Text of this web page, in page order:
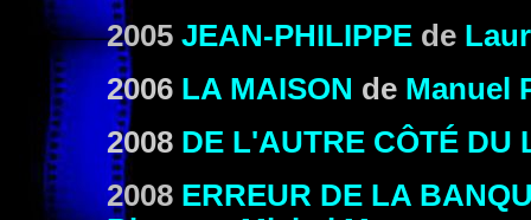
2005 JEAN-PHILIPPE de
2006 LA MAISON de Manuel
2008 DE L'AUTRE CÔTÉ DU
2008 ERREUR DE LA